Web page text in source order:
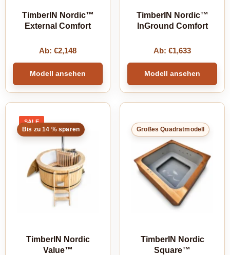
TimberIN Nordic™
External Comfort
Ab: €2,148
Modell ansehen
TimberIN Nordic™
InGround Comfort
Ab: €1,633
Modell ansehen
SALEPRODUCT
ON
SALE
Bis zu 14 % sparen
TimberIN Nordic
Value™
Großes Quadratmodell
TimberIN Nordic
Square™